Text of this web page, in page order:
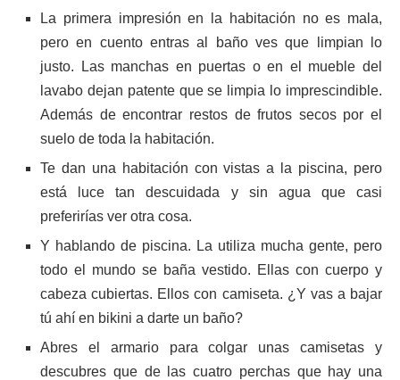
La primera impresión en la habitación no es mala,
pero en cuento entras al baño ves que limpian lo
justo. Las manchas en puertas o en el mueble del
lavabo dejan patente que se limpia lo imprescindible.
Además de encontrar restos de frutos secos por el
suelo de toda la habitación.
Te dan una habitación con vistas a la piscina, pero
está luce tan descuidada y sin agua que casi
preferirías ver otra cosa.
Y hablando de piscina. La utiliza mucha gente, pero
todo el mundo se baña vestido. Ellas con cuerpo y
cabeza cubiertas. Ellos con camiseta. ¿Y vas a bajar
tú ahí en bikini a darte un baño?
Abres el armario para colgar unas camisetas y
descubres que de las cuatro perchas que hay una